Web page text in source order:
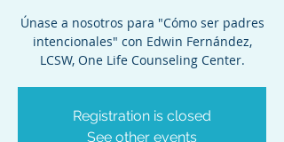
Únase a nosotros para "Cómo ser padres
intencionales" con Edwin Fernández,
LCSW, One Life Counseling Center.
Registration is closed
See other events